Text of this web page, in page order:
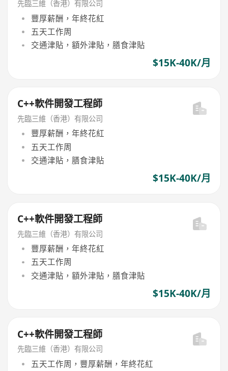
先臨三維（香港）有限公司
豐厚薪酬，年終花紅
五天工作周
交通津貼，額外津貼，膳食津貼
$15K-40K/月
C++軟件開發工程師
先臨三維（香港）有限公司
豐厚薪酬，年終花紅
五天工作周
交通津貼，膳食津貼
$15K-40K/月
C++軟件開發工程師
先臨三維（香港）有限公司
豐厚薪酬，年終花紅
五天工作周
交通津貼，額外津貼，膳食津貼
$15K-40K/月
C++軟件開發工程師
先臨三維（香港）有限公司
五天工作周，豐厚薪酬，年終花紅